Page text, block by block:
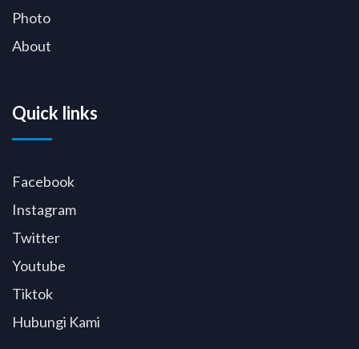
Photo
About
Quick links
Facebook
Instagram
Twitter
Youtube
Tiktok
Hubungi Kami